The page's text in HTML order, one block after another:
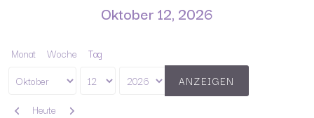
Oktober 12, 2026
Monat Woche Tag
Monat
Tag
Jahr
Zurück
Heute Weiter